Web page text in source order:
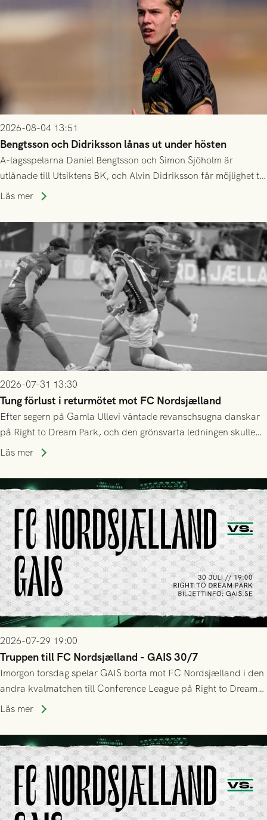
2026-08-04 13:51
Bengtsson och Didriksson lånas ut under hösten
A-lagsspelarna Daniel Bengtsson och Simon Sjöholm är
utlånade till Utsiktens BK, och Alvin Didriksson får möjlighet till
speltid i Hestrafors genom föreningssamarbete.
Läs mer
2026-07-31 13:30
Tung förlust i returmötet mot FC Nordsjælland
Efter segern på Gamla Ullevi väntade revanschsugna danskar
på Right to Dream Park, och den grönsvarta ledningen skulle
upphöra efter mindre än kvarten spelad. På lika mark visade
tennissiffror och det grönsvarta europaäventyret tog slut.
Läs mer
2026-07-29 19:00
Truppen till FC Nordsjælland - GAIS 30/7
Imorgon torsdag spelar GAIS borta mot FC Nordsjælland i den
andra kvalmatchen till Conference League på Right to Dream
Park! Fredrik Holmberg och ledarstaben har tagit ut följande
Läs mer